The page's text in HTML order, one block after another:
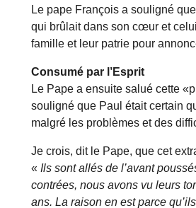
Le pape François a souligné
qui brûlait dans son cœur et
famille et leur patrie pour
Consumé par l’Esprit
Le Pape a ensuite salué cette
souligné que Paul était certain
malgré les problèmes et des
Je crois, dit le Pape, que cet
« Ils sont allés de l’avant
contrées, nous avons vu leurs
ans. La raison en est parce